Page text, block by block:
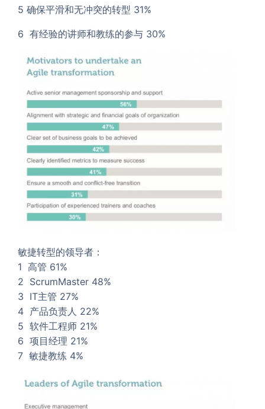
5 确保平滑和无冲突的转型 31%
6 有经验的讲师和教练的参与 30%
敏捷转型的领导者：
1 高管 61%
2 ScrumMaster 48%
3 IT主管 27%
4 产品负责人 22%
5 软件工程师 21%
6 项目经理 21%
7 敏捷教练 4%